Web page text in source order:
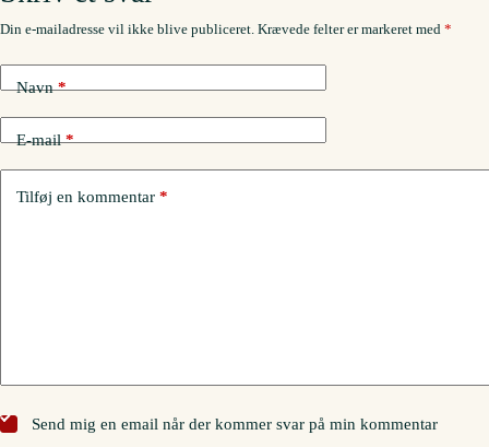
Din e-mailadresse vil ikke blive publiceret. Krævede felter er markeret med *
Navn*
E-mail*
Tilføj en kommentar *
Send mig en email når der kommer svar på min kommentar